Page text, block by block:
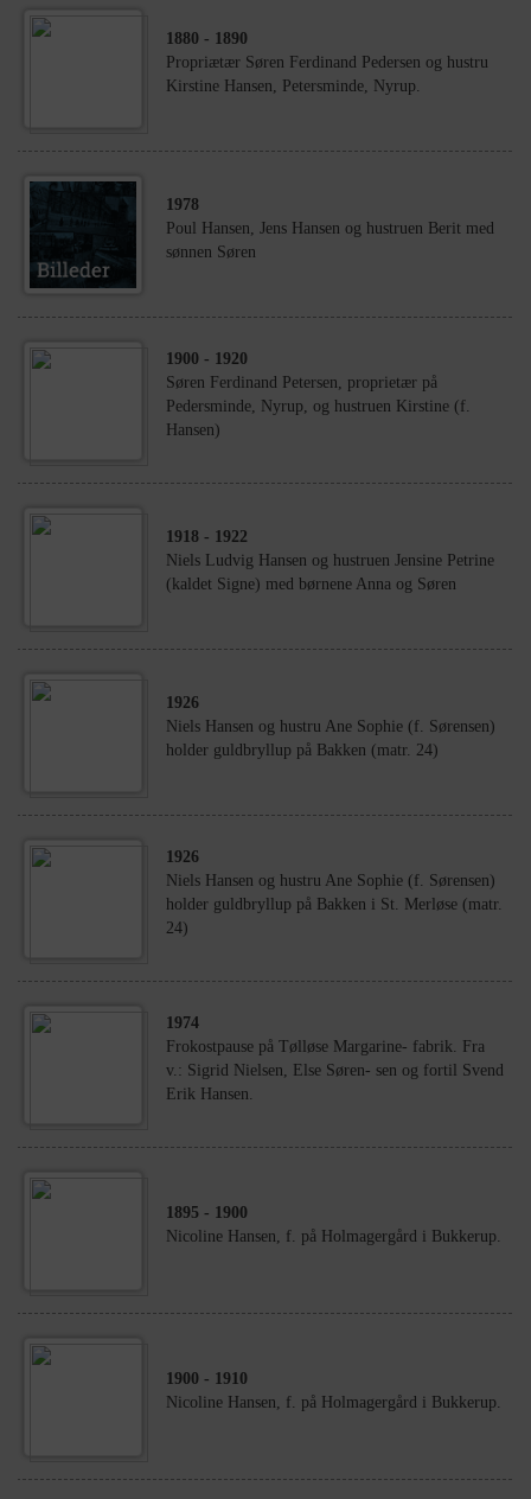
1880 - 1890
Propriætær Søren Ferdinand Pedersen og hustru
Kirstine Hansen, Petersminde, Nyrup.
1978
Poul Hansen, Jens Hansen og hustruen Berit med
sønnen Søren
1900 - 1920
Søren Ferdinand Petersen, proprietær på
Pedersminde, Nyrup, og hustruen Kirstine (f.
Hansen)
1918 - 1922
Niels Ludvig Hansen og hustruen Jensine Petrine
(kaldet Signe) med børnene Anna og Søren
1926
Niels Hansen og hustru Ane Sophie (f. Sørensen)
holder guldbryllup på Bakken (matr. 24)
1926
Niels Hansen og hustru Ane Sophie (f. Sørensen)
holder guldbryllup på Bakken i St. Merløse (matr.
24)
1974
Frokostpause på Tølløse Margarine- fabrik. Fra
v.: Sigrid Nielsen, Else Søren- sen og fortil Svend
Erik Hansen.
1895 - 1900
Nicoline Hansen, f. på Holmagergård i Bukkerup.
1900 - 1910
Nicoline Hansen, f. på Holmagergård i Bukkerup.